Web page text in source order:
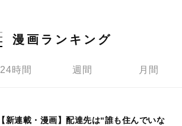
漫画ランキング
24時間 週間 月間
【新連載・漫画】配達先は“誰も住んでいな